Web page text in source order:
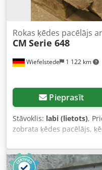
Wiefelstede 1 122 km
Rokas ķēdes pacēlājs
CM Serie 648
Pieprasīt
Stāvoklis: labi (lietots),
zobrata ķēdes pacēlājs,
ratiņu, blokmecāniskā
Aeb A Hc Hjbrer -Āķa
Maksimālais sijas